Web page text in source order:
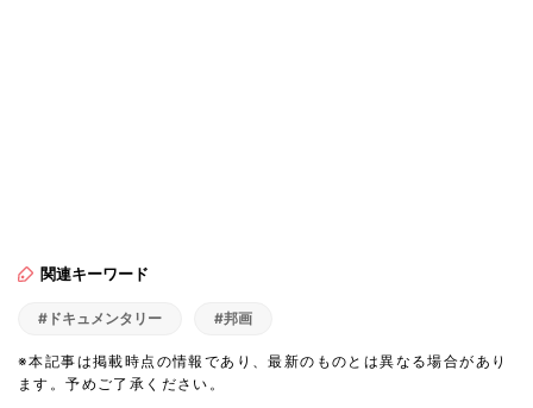
関連キーワード
#ドキュメンタリー #邦画
※本記事は掲載時点の情報であり、最新のものとは異なる場合があり
ます。予めご了承ください。